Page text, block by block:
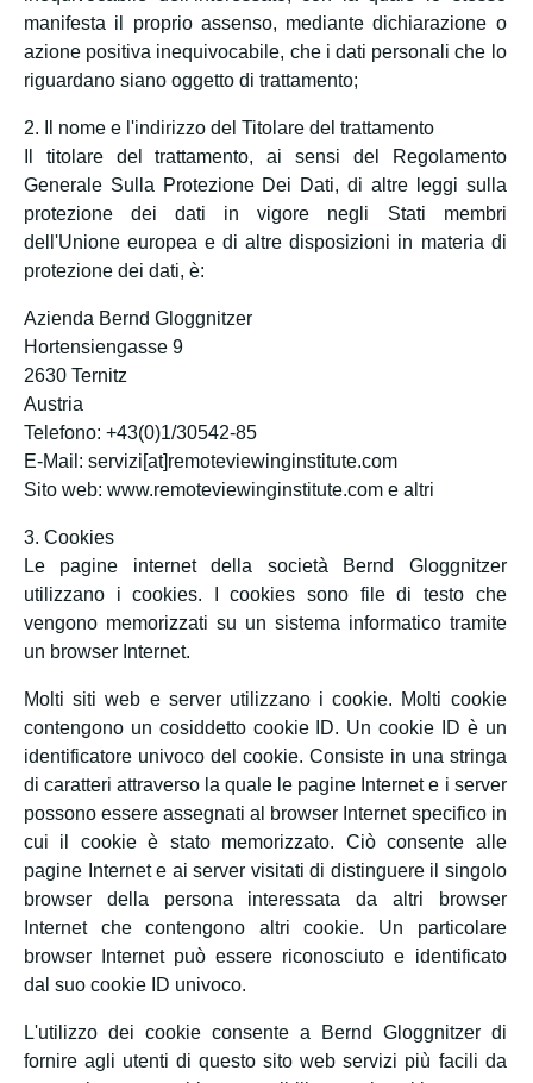
manifesta il proprio assenso, mediante dichiarazione o
azione positiva inequivocabile, che i dati personali che lo
riguardano siano oggetto di trattamento;
2. Il nome e l'indirizzo del Titolare del trattamento
Il titolare del trattamento, ai sensi del Regolamento
Generale Sulla Protezione Dei Dati, di altre leggi sulla
protezione dei dati in vigore negli Stati membri
dell'Unione europea e di altre disposizioni in materia di
protezione dei dati, è:
Azienda Bernd Gloggnitzer
Hortensiengasse 9
2630 Ternitz
Austria
Telefono: +43(0)1/30542-85
E-Mail: servizi[at]remoteviewinginstitute.com
Sito web: www.remoteviewinginstitute.com e altri
3. Cookies
Le pagine internet della società Bernd Gloggnitzer
utilizzano i cookies. I cookies sono file di testo che
vengono memorizzati su un sistema informatico tramite
un browser Internet.
Molti siti web e server utilizzano i cookie. Molti cookie
contengono un cosiddetto cookie ID. Un cookie ID è un
identificatore univoco del cookie. Consiste in una stringa
di caratteri attraverso la quale le pagine Internet e i server
possono essere assegnati al browser Internet specifico in
cui il cookie è stato memorizzato. Ciò consente alle
pagine Internet e ai server visitati di distinguere il singolo
browser della persona interessata da altri browser
Internet che contengono altri cookie. Un particolare
browser Internet può essere riconosciuto e identificato
dal suo cookie ID univoco.
L'utilizzo dei cookie consente a Bernd Gloggnitzer di
fornire agli utenti di questo sito web servizi più facili da